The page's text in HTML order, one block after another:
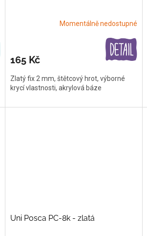
Momentálně nedostupné
165 Kč
Zlatý fix 2 mm, štětcový hrot, výborné
krycí vlastnosti, akrylová báze
Uni Posca PC-8k - zlatá